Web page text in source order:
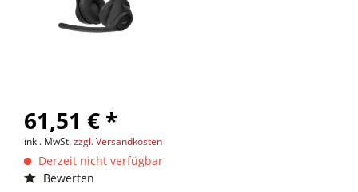
61,51 € *
inkl. MwSt.zzgl. Versandkosten
Derzeit nicht verfügbar
Bewerten